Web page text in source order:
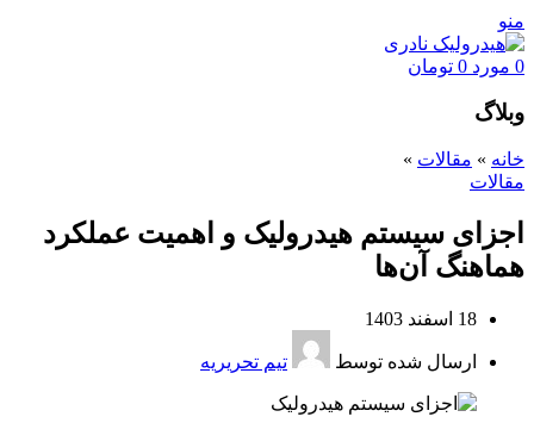
منو
0 مورد 0 تومان
وبلاگ
خانه » مقالات »
مقالات
اجزای سیستم هیدرولیک و اهمیت عملکرد
هماهنگ آن‌ها
18 اسفند 1403
ارسال شده توسط تیم تحریریه